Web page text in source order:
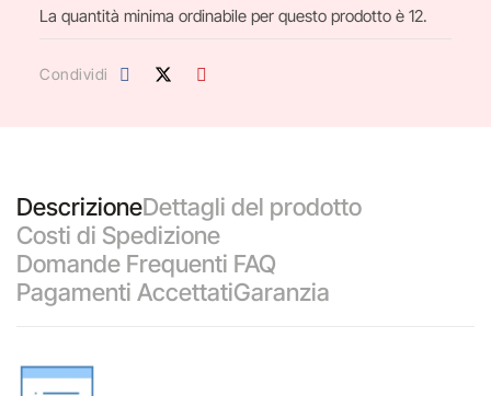
La quantità minima ordinabile per questo prodotto è 12.
Condividi
DescrizioneDettagli del prodotto
Costi di Spedizione
Domande Frequenti FAQ
Pagamenti AccettatiGaranzia